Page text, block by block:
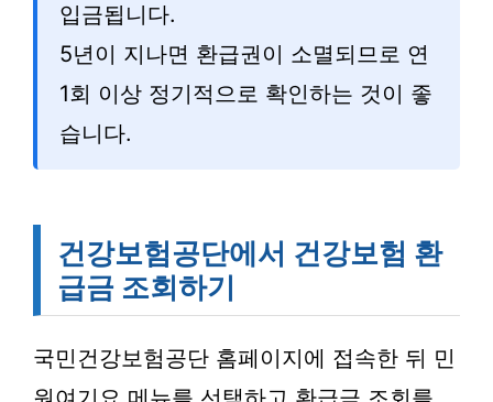
입금됩니다.
5년이 지나면 환급권이 소멸되므로 연
1회 이상 정기적으로 확인하는 것이 좋
습니다.
건강보험공단에서 건강보험 환
급금 조회하기
국민건강보험공단 홈페이지에 접속한 뒤 민